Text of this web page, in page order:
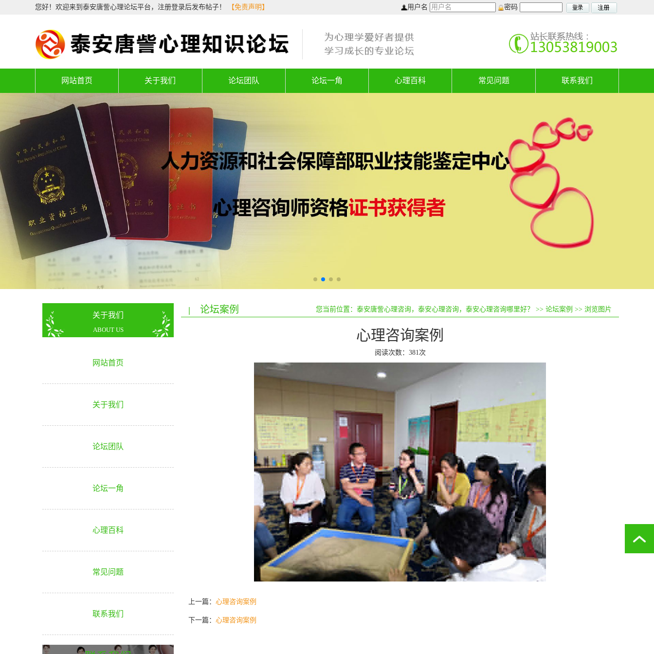
您好！欢迎来到泰安唐訾心理论坛平台，注册登录后发布帖子！ 【免责声明】 用户名 密码
网站首页 关于我们 论坛团队 论坛一角 心理百科 常见问题 联系我们
关于我们
ABOUT US
网站首页
关于我们
论坛团队
论坛一角
心理百科
常见问题
联系我们
| 论坛案例 您当前位置： 泰安唐訾心理咨询，泰安心理咨询，泰安心理咨询哪里好？ >> 论坛案例 >> 浏览图片
心理咨询案例
阅读次数： 381次
上一篇： 心理咨询案例
下一篇： 心理咨询案例